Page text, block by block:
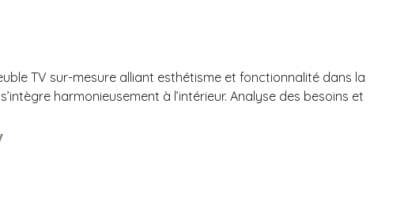
TV sur-mesure alliant esthétisme et fonctionnalité dans la
harmonieusement à l’intérieur. Analyse des besoins et